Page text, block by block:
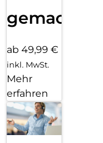
gemacht!
ab 49,99 €
inkl. MwSt.
Mehr
erfahren